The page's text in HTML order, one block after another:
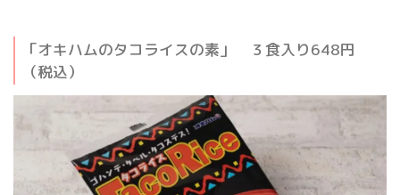
「オキハムのタコライスの素」 ３食入り648円
（税込）